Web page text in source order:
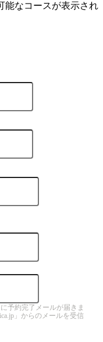
能なコースが表示され
予約完了メールが届きま
」からのメールを受信